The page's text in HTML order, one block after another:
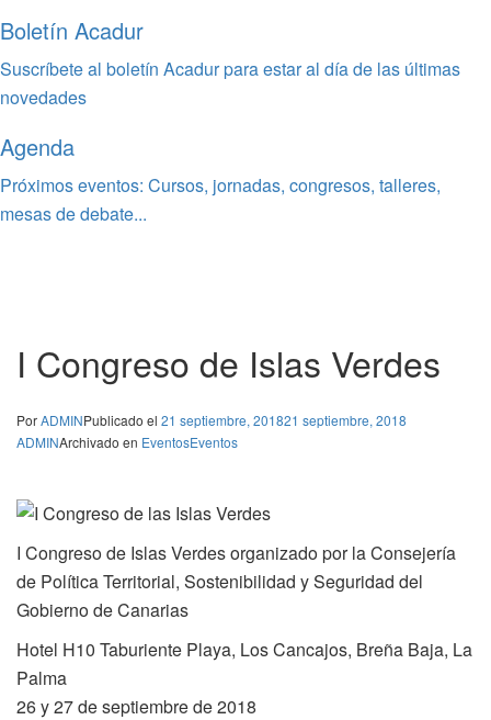
Boletín Acadur
Suscríbete al boletín Acadur para estar al día de las últimas
novedades
Agenda
Próximos eventos: Cursos, jornadas, congresos, talleres,
mesas de debate...
I Congreso de Islas Verdes
PorADMINPublicado el 21 septiembre, 201821 septiembre, 2018
ADMINArchivado en EventosEventos
I Congreso de Islas Verdes organizado por la Consejería
de Política Territorial, Sostenibilidad y Seguridad del
Gobierno de Canarias
Hotel H10 Taburiente Playa, Los Cancajos, Breña Baja, La
Palma
26 y 27 de septiembre de 2018